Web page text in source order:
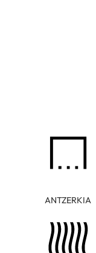
ANTZERKIA